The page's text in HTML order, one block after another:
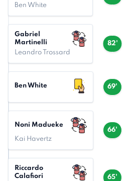
Ben White
82'
Gabriel
Martinelli
Leandro Trossard
69'
Ben White
66'
Noni Madueke
Kai Havertz
65'
Riccardo
Calafiori